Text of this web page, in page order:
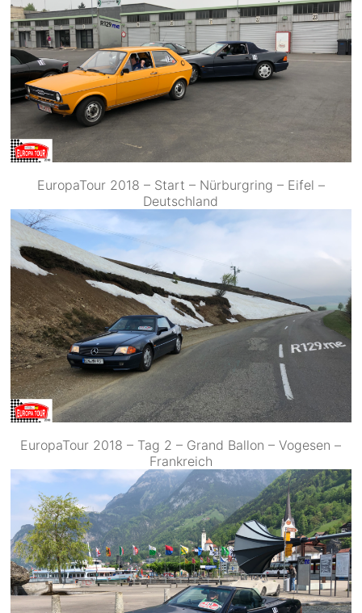
EuropaTour 2018 – Start – Nürburgring – Eifel –
Deutschland
EuropaTour 2018 – Tag 2 – Grand Ballon – Vogesen –
Frankreich